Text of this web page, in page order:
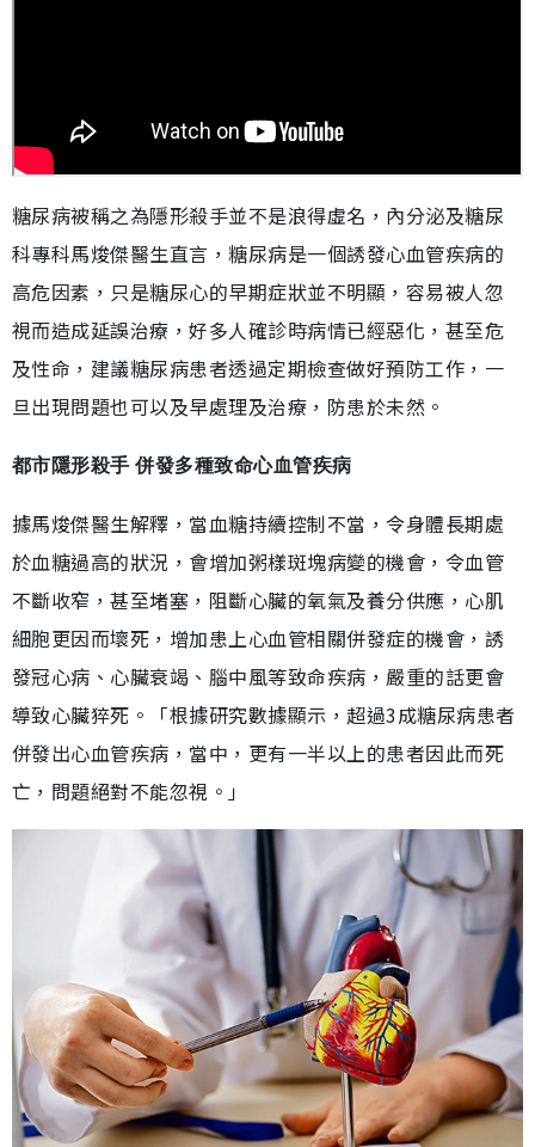
糖尿病被稱之為隱形殺手並不是浪得虛名，內分泌及糖尿
科專科馬焌傑醫生直言，糖尿病是一個誘發心血管疾病的
高危因素，只是糖尿心的早期症狀並不明顯，容易被人忽
視而造成延誤治療，好多人確診時病情已經惡化，甚至危
及性命，建議糖尿病患者透過定期檢查做好預防工作，一
旦出現問題也可以及早處理及治療，防患於未然。
都市隱形殺手 併發多種致命心血管疾病
據馬焌傑醫生解釋，當血糖持續控制不當，令身體長期處
於血糖過高的狀況，會增加粥樣斑塊病變的機會，令血管
不斷收窄，甚至堵塞，阻斷心臟的氧氣及養分供應，心肌
細胞更因而壞死，增加患上心血管相關併發症的機會，誘
發冠心病、心臟衰竭、腦中風等致命疾病，嚴重的話更會
導致心臟猝死。「根據研究數據顯示，超過3成糖尿病患者
併發出心血管疾病，當中，更有一半以上的患者因此而死
亡，問題絕對不能忽視。」